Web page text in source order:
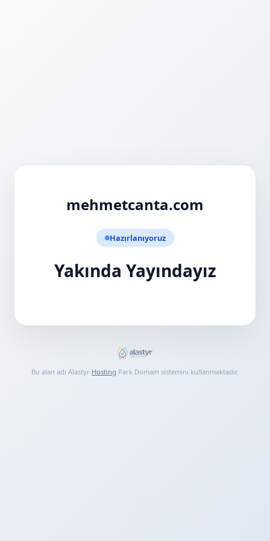
mehmetcanta.com
Hazırlanıyoruz
Yakında Yayındayız
Bu alan adı Alastyr Hosting Park Domain sistemini kullanmaktadır.